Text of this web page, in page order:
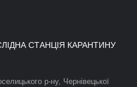
СТАНЦІЯ КАРАНТИНУ
р-ну, Чернівецької